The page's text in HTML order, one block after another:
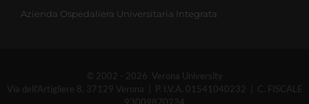
Azienda Ospedaliera Universitaria Integrata
© 2002 - 2026 Verona University
Via dell'Artigliere 8, 37129 Verona | P. I.V.A. 01541040232 | C. FISCALE